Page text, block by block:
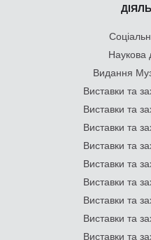
Наукова
Видання
Виставки та
Виставки та
Виставки та
Виставки та
Виставки та
Виставки та
Виставки та
Виставки та
Виставки та